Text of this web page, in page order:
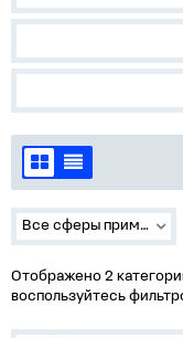
Все сферы применения
Отображено 2
воспользуйтесь